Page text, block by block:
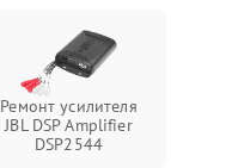
Ремонт усилителя
JBL DSP Amplifier
DSP2544